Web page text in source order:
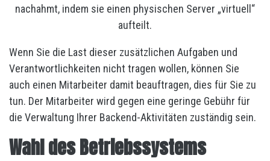
nachahmt, indem sie einen physischen Server „virtuell“
aufteilt.
Wenn Sie die Last dieser zusätzlichen Aufgaben und
Verantwortlichkeiten nicht tragen wollen, können Sie
auch einen Mitarbeiter damit beauftragen, dies für Sie zu
tun. Der Mitarbeiter wird gegen eine geringe Gebühr für
die Verwaltung Ihrer Backend-Aktivitäten zuständig sein.
Wahl des Betriebssystems